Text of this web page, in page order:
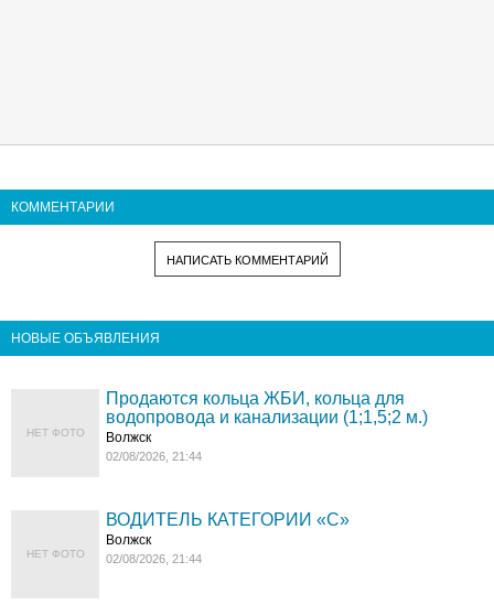
КОММЕНТАРИИ
НАПИСАТЬ КОММЕНТАРИЙ
НОВЫЕ ОБЪЯВЛЕНИЯ
НЕТ ФОТО
Продаются кольца ЖБИ, кольца для
водопровода и канализации (1;1,5;2 м.)
Волжск
02/08/2026, 21:44
НЕТ ФОТО
ВОДИТЕЛЬ КАТЕГОРИИ «C»
Волжск
02/08/2026, 21:44